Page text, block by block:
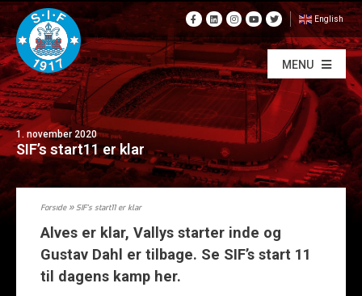
English
MENU
1. november 2020
SIF’s start11 er klar
Forside»SIF’s start11 er klar
Alves er klar, Vallys starter inde og
Gustav Dahl er tilbage. Se SIF’s start 11
til dagens kamp her.